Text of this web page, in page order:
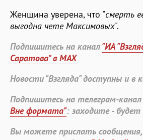
Женщина уверена, что "смерть
выгодна чете Максимовых".
Подпишитесь на канал"ИА
Саратова" в MAX
Новости "Взгляда" доступны и в
Подпишитесь на телеграм-канал
Вне формата": заходите - будет
Вы можете прислать